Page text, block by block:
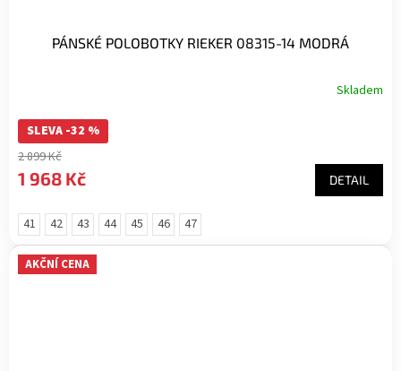
PÁNSKÉ POLOBOTKY RIEKER 08315-14 MODRÁ
Skladem
SLEVA -32 %
2 899 Kč
1 968 Kč DETAIL
41 42 43 44 45 46 47
AKČNÍ CENA